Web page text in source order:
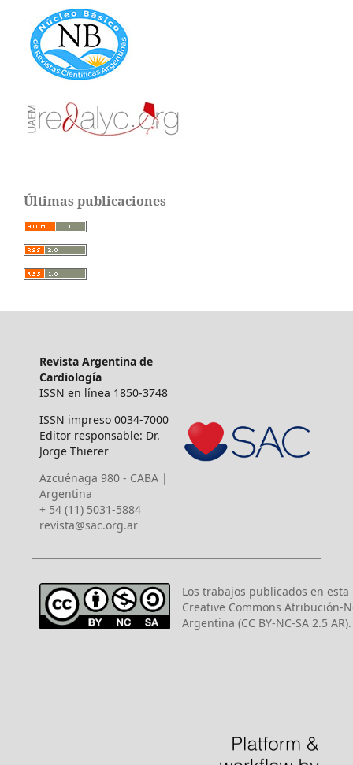
Últimas publicaciones
Revista Argentina de
Cardiología
ISSN en línea 1850-3748
ISSN impreso 0034-7000
Editor responsable: Dr.
Jorge Thierer
Azcuénaga 980 - CABA |
Argentina
+ 54 (11) 5031-5884
revista@sac.org.ar
Los trabajos publicados en
Creative Commons Atribución-
Argentina (CC BY-NC-SA 2.5 AR).